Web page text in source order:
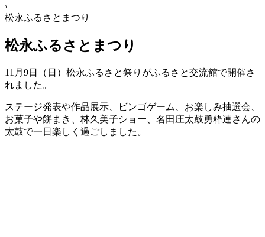
›
松永ふるさとまつり
松永ふるさとまつり
11月9日（日）松永ふるさと祭りがふるさと交流館で開催さ
れました。
ステージ発表や作品展示、ビンゴゲーム、お楽しみ抽選会、
お菓子や餅まき、林久美子ショー、名田庄太鼓勇粋連さんの
太鼓で一日楽しく過ごしました。